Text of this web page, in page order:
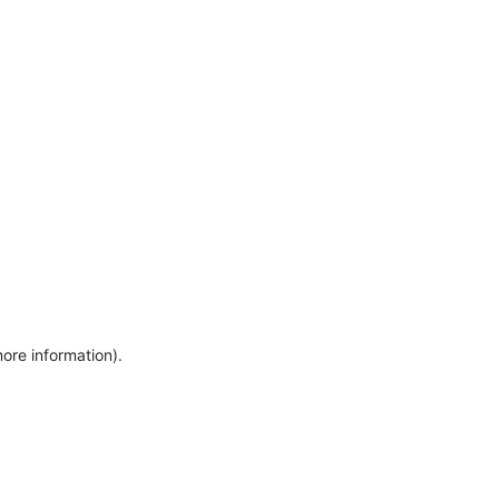
information).